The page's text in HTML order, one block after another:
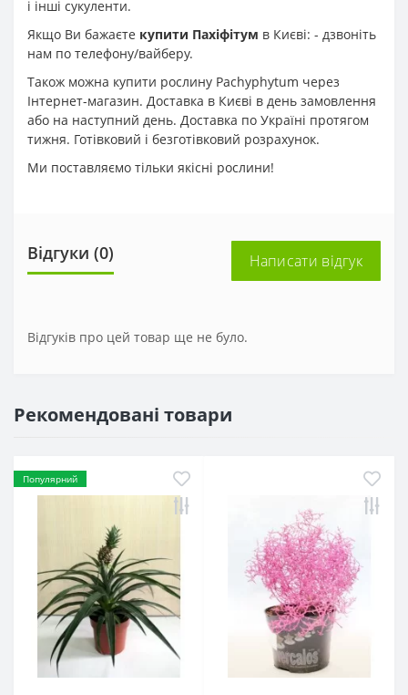
і інші сукуленти.
Якщо Ви бажаєте купити Пахіфітум в Києві: - дзвоніть
нам по телефону/вайберу.
Також можна купити рослину Pachyphytum через
Інтернет-магазин. Доставка в Києві в день замовлення
або на наступний день. Доставка по Україні протягом
тижня. Готівковий і безготівковий розрахунок.
Ми поставляємо тільки якісні рослини!
Відгуки (0) Написати відгук
Відгуків про цей товар ще не було.
Рекомендовані товари
Популярний